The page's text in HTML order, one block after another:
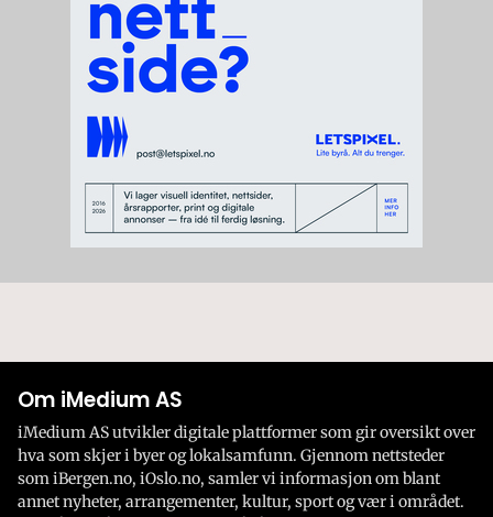
Om iMedium AS
iMedium AS utvikler digitale plattformer som gir oversikt over
hva som skjer i byer og lokalsamfunn. Gjennom nettsteder
som iBergen.no, iOslo.no, samler vi informasjon om blant
annet nyheter, arrangementer, kultur, sport og vær i området.